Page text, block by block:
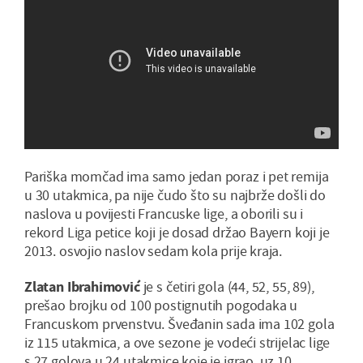
Pariška momčad ima samo jedan poraz i pet remija
u 30 utakmica, pa nije čudo što su najbrže došli do
naslova u povijesti Francuske lige, a oborili su i
rekord Liga petice koji je dosad držao Bayern koji je
2013. osvojio naslov sedam kola prije kraja.
Zlatan Ibrahimovićje s četiri gola (44, 52, 55, 89),
prešao brojku od 100 postignutih pogodaka u
Francuskom prvenstvu. Šveđanin sada ima 102 gola
iz 115 utakmica, a ove sezone je vodeći strijelac lige